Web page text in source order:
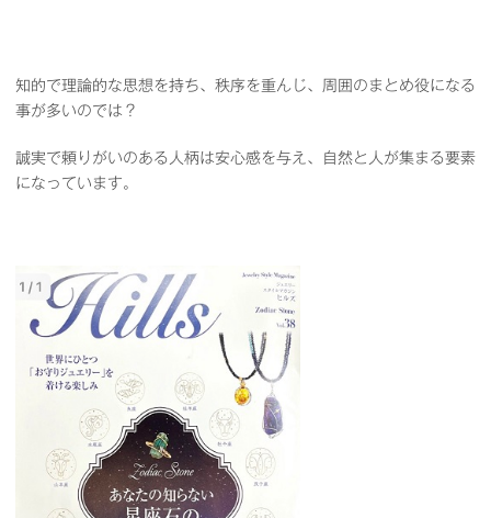
知的で理論的な思想を持ち、秩序を重んじ、周囲のまとめ役になる
事が多いのでは？
誠実で頼りがいのある人柄は安心感を与え、自然と人が集まる要素
になっています。